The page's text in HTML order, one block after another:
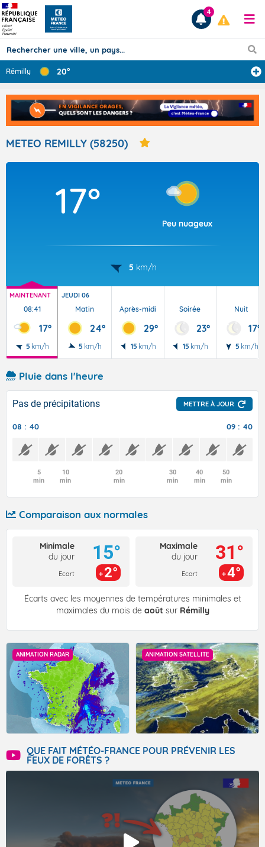
Prévisions
TOUS LES RÉSULTATS
Articles
4
Rémilly 20°
METEO REMILLY (58250)
17°
Peu nuageux
5 km/h
MAINTENANT
08:41
17°
5 km/h
JEUDI 06
Matin
24°
5 km/h
Après-midi
29°
15 km/h
Soirée
23°
15 km/h
Nuit
17°
5 km/h
Pluie dans l'heure
Pas de précipitations METTRE À JOUR
08 : 40 09 : 40
5
min
10
min
20
min
30
min
40
min
50
min
Comparaison aux normales
Minimale
du jour
Ecart
15°
2°
Maximale
du jour
Ecart
31°
4°
Écarts avec les moyennes de températures minimales et
maximales du mois de août sur Rémilly
ANIMATION RADAR ANIMATION SATELLITE
QUE FAIT MÉTÉO-FRANCE POUR PRÉVENIR LES
FEUX DE FORÊTS ?